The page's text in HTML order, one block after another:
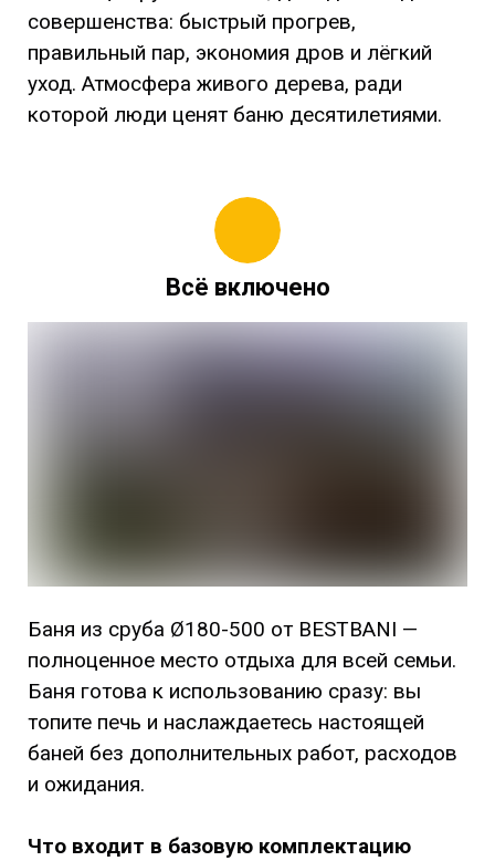
совершенства: быстрый прогрев,
правильный пар, экономия дров и лёгкий
уход. Атмосфера живого дерева, ради
которой люди ценят баню десятилетиями.
Всё включено
Баня из сруба Ø180-500 от BESTBANI —
полноценное место отдыха для всей семьи.
Баня готова к использованию сразу: вы
топите печь и наслаждаетесь настоящей
баней без дополнительных работ, расходов
и ожидания.
Что входит в базовую комплектацию